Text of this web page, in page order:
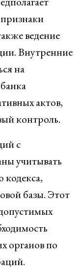
ведение
Внутренние
на
актов,
контроль.
с
учитывать
базы. Этот
органов по